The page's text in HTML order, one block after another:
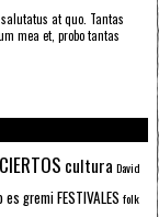
at quo. Tantas
mea et, probo tantas
cultura David
es gremiFESTIVALES folk